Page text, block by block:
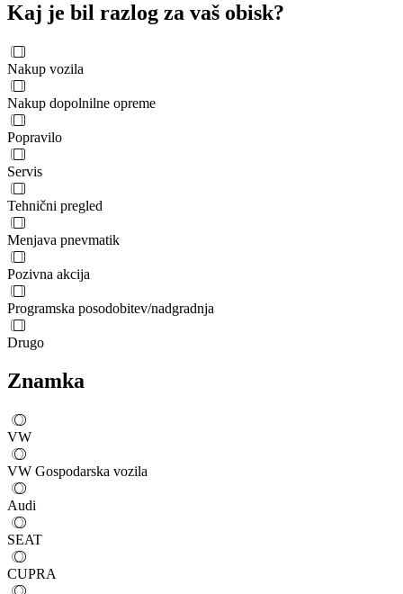
Kaj je bil razlog za vaš obisk?
Nakup vozila
Nakup dopolnilne opreme
Popravilo
Servis
Tehnični pregled
Menjava pnevmatik
Pozivna akcija
Programska posodobitev/nadgradnja
Drugo
Znamka
VW
VW Gospodarska vozila
Audi
SEAT
CUPRA